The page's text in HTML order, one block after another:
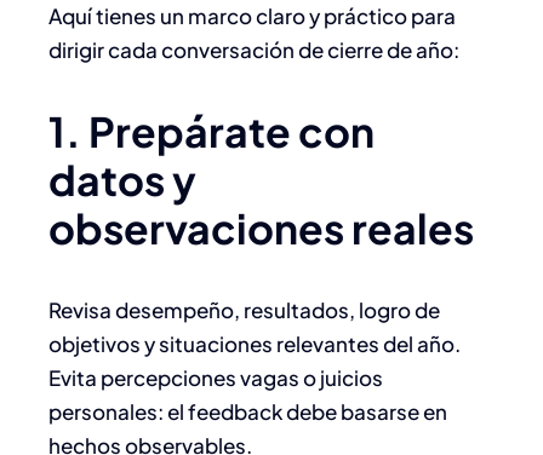
Aquí tienes un marco claro y práctico para
dirigir cada conversación de cierre de año:
1. Prepárate con
datos y
observaciones reales
Revisa desempeño, resultados, logro de
objetivos y situaciones relevantes del año.
Evita percepciones vagas o juicios
personales: el feedback debe basarse en
hechos observables.